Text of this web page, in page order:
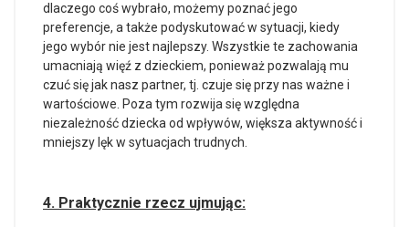
dlaczego coś wybrało, możemy poznać jego
preferencje, a także podyskutować w sytuacji, kiedy
jego wybór nie jest najlepszy. Wszystkie te zachowania
umacniają więź z dzieckiem, ponieważ pozwalają mu
czuć się jak nasz partner, tj. czuje się przy nas ważne i
wartościowe. Poza tym rozwija się względna
niezależność dziecka od wpływów, większa aktywność i
mniejszy lęk w sytuacjach trudnych.
4. Praktycznie rzecz ujmując: